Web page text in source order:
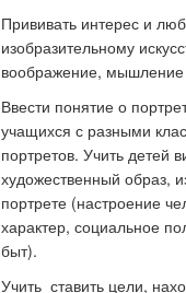
Прививать интерес и
изобразительному
воображение, мышление
Ввести понятие о
учащихся с разными
портретов. Учить детей
художественный образ,
портрете (настроение
характер, социальное
быт).
Учить ставить цели,